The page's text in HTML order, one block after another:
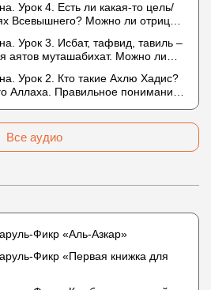
Урок 4. Есть ли какая-то цель/
Всевышнего? Можно ли отрицать
и Сунне? Концепция ибн
Урок 3. Исбат, тафвид, тавиль –
аятов муташабихат. Можно ли
сифата «биля кейфа»
Урок 2. Кто такие Ахлю Хадис?
Аллаха. Правильное понимание
Все аудио
Фикр «Аль-Азкар»
Фикр «Первая книжка для